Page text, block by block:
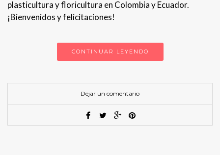
plasticultura y floricultura en Colombia y Ecuador.
¡Bienvenidos y felicitaciones!
CONTINUAR LEYENDO
Dejar un comentario